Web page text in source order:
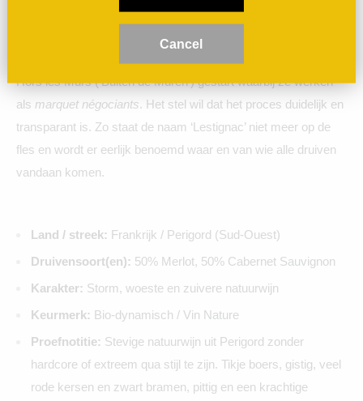
maakten. Ze ontdekten een wereld aan toffe wijnboeren die
geen toegang hadden tot een kelder om wijn te maken of op te
Hors les Murs ('Buiten de Muren') gestart waarbij ze werken
als marquet négociants. Het stel wil dat het proces duidelijk en
transparant is. Zo staat de naam ‘Lestignac’ niet meer op de
fles en wordt er eerlijk benoemd waar en van wie alle druiven
vandaan komen.
Land / streek: Frankrijk / Perigord (Sud-Ouest)
Druivensoort(en): 50% Merlot, 50% Cabernet Sauvignon
Karakter: Storm, woeste en zuivere natuurwijn
Keurmerk: Bio-dynamisch / Vin Nature
Proefnotitie: Stevige natuurwijn uit Perigord zonder
hardcore of extreem qua stijl te zijn. Tikje boers, gistig, veel
rode kersen en zwart bramen, pittig en een krachtige
Cancel